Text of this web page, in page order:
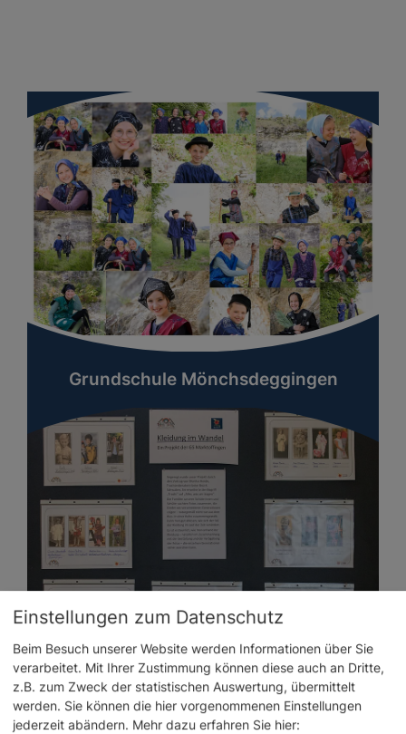
Grundschule Mönchsdeggingen
Grundschule
Marktoffingen/Maihingen
Einstellungen zum Datenschutz
Beim Besuch unserer Website werden Informationen über Sie
verarbeitet. Mit Ihrer Zustimmung können diese auch an Dritte,
z.B. zum Zweck der statistischen Auswertung, übermittelt
werden. Sie können die hier vorgenommenen Einstellungen
jederzeit abändern. Mehr dazu erfahren Sie hier: